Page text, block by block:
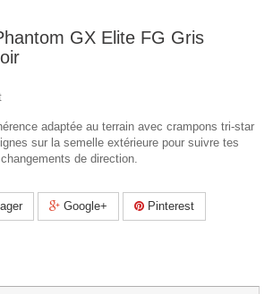
GX Elite FG Gris
adaptée au terrain avec crampons tri-star
sur la semelle extérieure pour suivre tes
de direction.
Google+ Pinterest